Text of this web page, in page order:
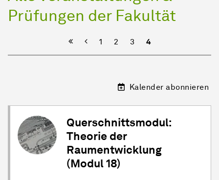
Prüfungen der Fakultät
Vorherige
1 2 3 4
Kalender abonnieren
Querschnittsmodul:
Theorie der
Raumentwicklung
(Modul 18)